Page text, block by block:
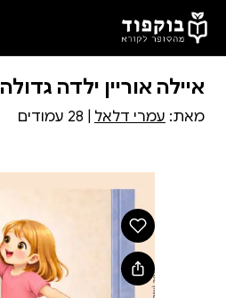
דלג לתוכן הראשי
איילה אוריין ילדה גדולה
מאת: עמרי דלאל